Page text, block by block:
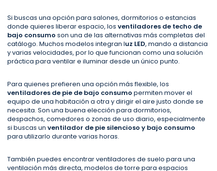
Si buscas una opción para salones, dormitorios o estancias
donde quieres liberar espacio, los ventiladores de techo de
bajo consumo son una de las alternativas más completas del
catálogo. Muchos modelos integran luz LED, mando a distancia
y varias velocidades, por lo que funcionan como una solución
práctica para ventilar e iluminar desde un único punto.
Para quienes prefieren una opción más flexible, los
ventiladores de pie de bajo consumo permiten mover el
equipo de una habitación a otra y dirigir el aire justo donde se
necesita. Son una buena elección para dormitorios,
despachos, comedores o zonas de uso diario, especialmente
si buscas un ventilador de pie silencioso y bajo consumo
para utilizarlo durante varias horas.
También puedes encontrar ventiladores de suelo para una
ventilación más directa, modelos de torre para espacios